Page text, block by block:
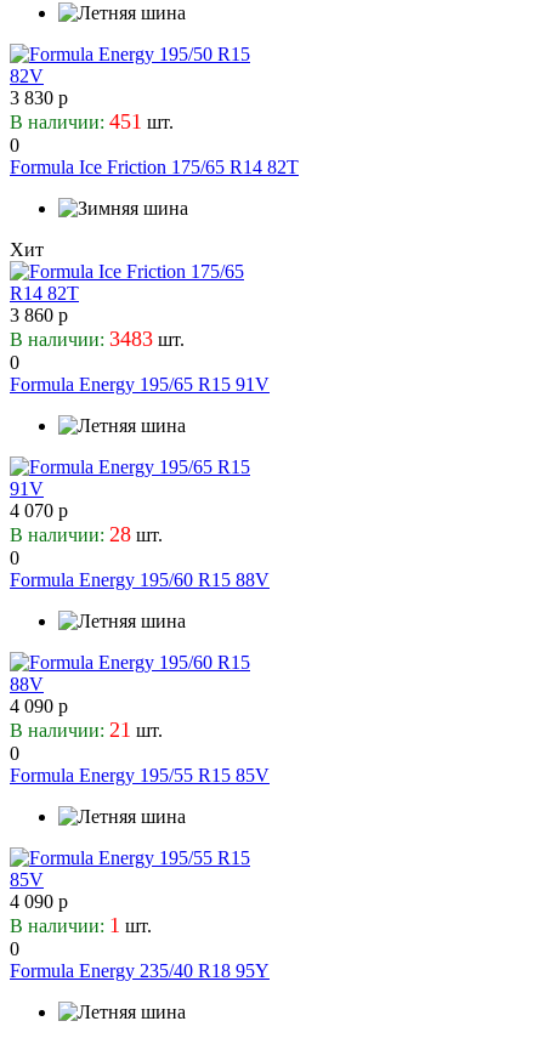
3 830 р
В наличии: 451 шт.
0
Formula Ice Friction 175/65 R14 82T
Хит
3 860 р
В наличии: 3483 шт.
0
Formula Energy 195/65 R15 91V
4 070 р
В наличии: 28 шт.
0
Formula Energy 195/60 R15 88V
4 090 р
В наличии: 21 шт.
0
Formula Energy 195/55 R15 85V
4 090 р
В наличии: 1 шт.
0
Formula Energy 235/40 R18 95Y